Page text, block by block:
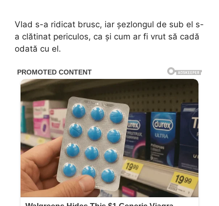
Vlad s-a ridicat brusc, iar șezlongul de sub el s-
a clătinat periculos, ca și cum ar fi vrut să cadă
odată cu el.